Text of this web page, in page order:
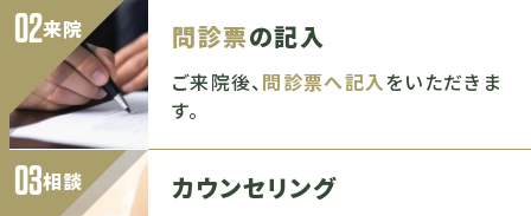
02来院 問診票の記入
ご来院後、問診票へ記入をいただきま
す。
03相談 カウンセリング